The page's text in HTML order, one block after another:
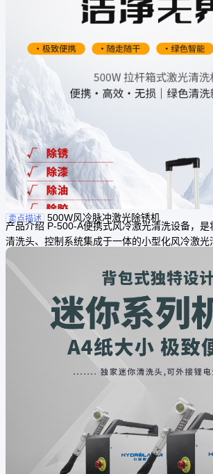
卖点描述 500W风冷脉冲激光除锈机
产品介绍 P-500-A便携式风冷激光清洗设备，
清洗头、控制系统集成于一体的小型化风冷激光
证高质量的安全防护措施的同时让使